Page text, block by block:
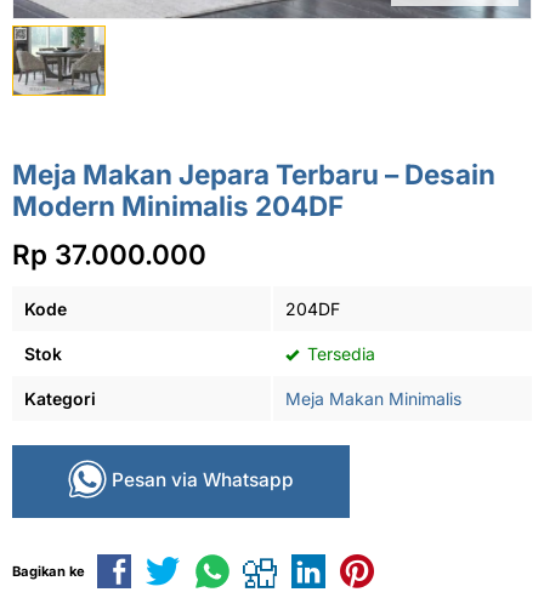
Meja Makan Jepara Terbaru – Desain
Modern Minimalis 204DF
Rp 37.000.000
Kode 204DF
Stok Tersedia
Kategori Meja Makan Minimalis
Pesan via Whatsapp
Bagikan ke